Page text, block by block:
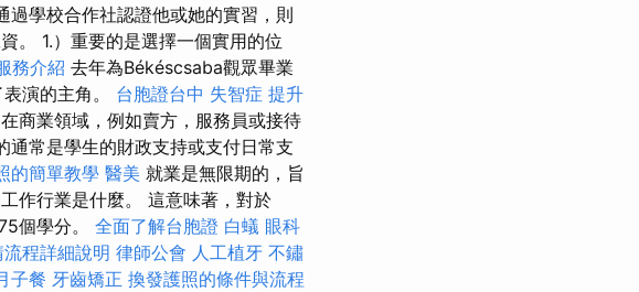
過學校合作社認證他或她的實習，則
。 1.）重要的是選擇一個實用的位
務介紹 去年為Békéscsaba觀眾畢業
演的主角。 台胞證台中 失智症 提升
商業領域，例如賣方，服務員或接待
通常是學生的財政支持或支付日常支
的簡單教學 醫美 就業是無限期的，旨
作行業是什麼。 這意味著，對於
個學分。 全面了解台胞證 白蟻 眼科
程詳細說明 律師公會 人工植牙 不鏽
子餐 牙齒矯正 換發護照的條件與流程